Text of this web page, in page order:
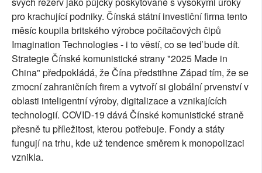
pro krachující podniky. Čínská státní investiční firma tento
měsíc koupila britského výrobce počítačových čipů
Imagination Technologies - i to věstí, co se teď bude dít.
Strategie Čínské komunistické strany "2025 Made in
China" předpokládá, že Čína předstihne Západ tím, že se
zmocní zahraničních firem a vytvoří si globální prvenství v
oblasti inteligentní výroby, digitalizace a vznikajících
technologií. COVID-19 dává Čínské komunistické straně
přesně tu příležitost, kterou potřebuje. Fondy a státy
fungují na trhu, kde už tendence směrem k monopolizaci
vznikla.